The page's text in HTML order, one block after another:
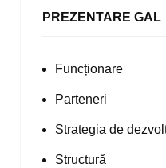
PREZENTARE GAL
Funcționare
Parteneri
Strategia de
Structură